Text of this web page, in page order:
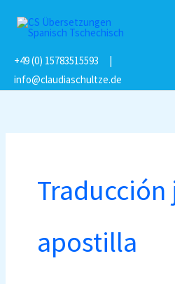
Inhalt
+49 (0) 15783515593 |
info@claudiaschultze.de
Traducción
apostilla